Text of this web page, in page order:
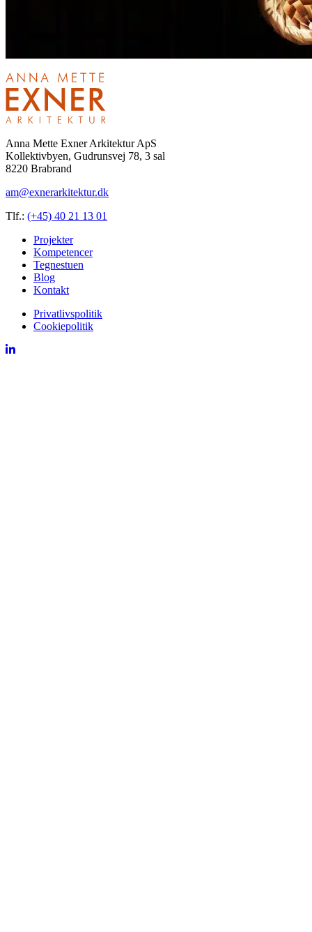
Anna Mette Exner Arkitektur ApS
Kollektivbyen, Gudrunsvej 78, 3 sal
8220 Brabrand
am@exnerarkitektur.dk
Tlf.: (+45) 40 21 13 01
Projekter
Kompetencer
Tegnestuen
Blog
Kontakt
Privatlivspolitik
Cookiepolitik